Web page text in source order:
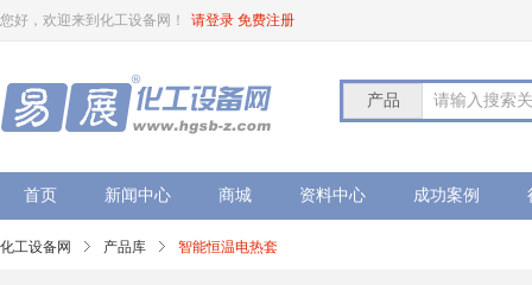
您好，欢迎来到化工设备网！ 请登录 免费注册
产品 请输入搜索
首页 新闻中心 商城 资料中心 成功案例
化工设备网 产品库 智能恒温电热套